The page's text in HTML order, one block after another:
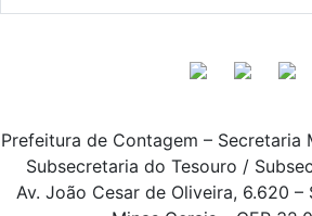
Prefeitura de Contagem – Secretaria
Subsecretaria do Tesouro /
Av. João Cesar de Oliveira, 6.620 –